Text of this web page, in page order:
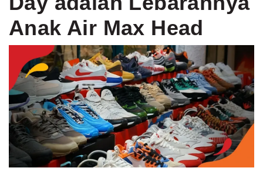
Anak Air Max Head